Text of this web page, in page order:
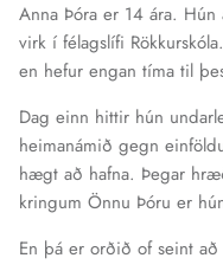
Anna Þóra er 14 ára.
virk í félagslífi
en hefur engan tíma til
Dag einn hittir hún
heimanámið gegn
hægt að hafna. Þegar
kringum Önnu Þóru er
En þá er orðið of seint